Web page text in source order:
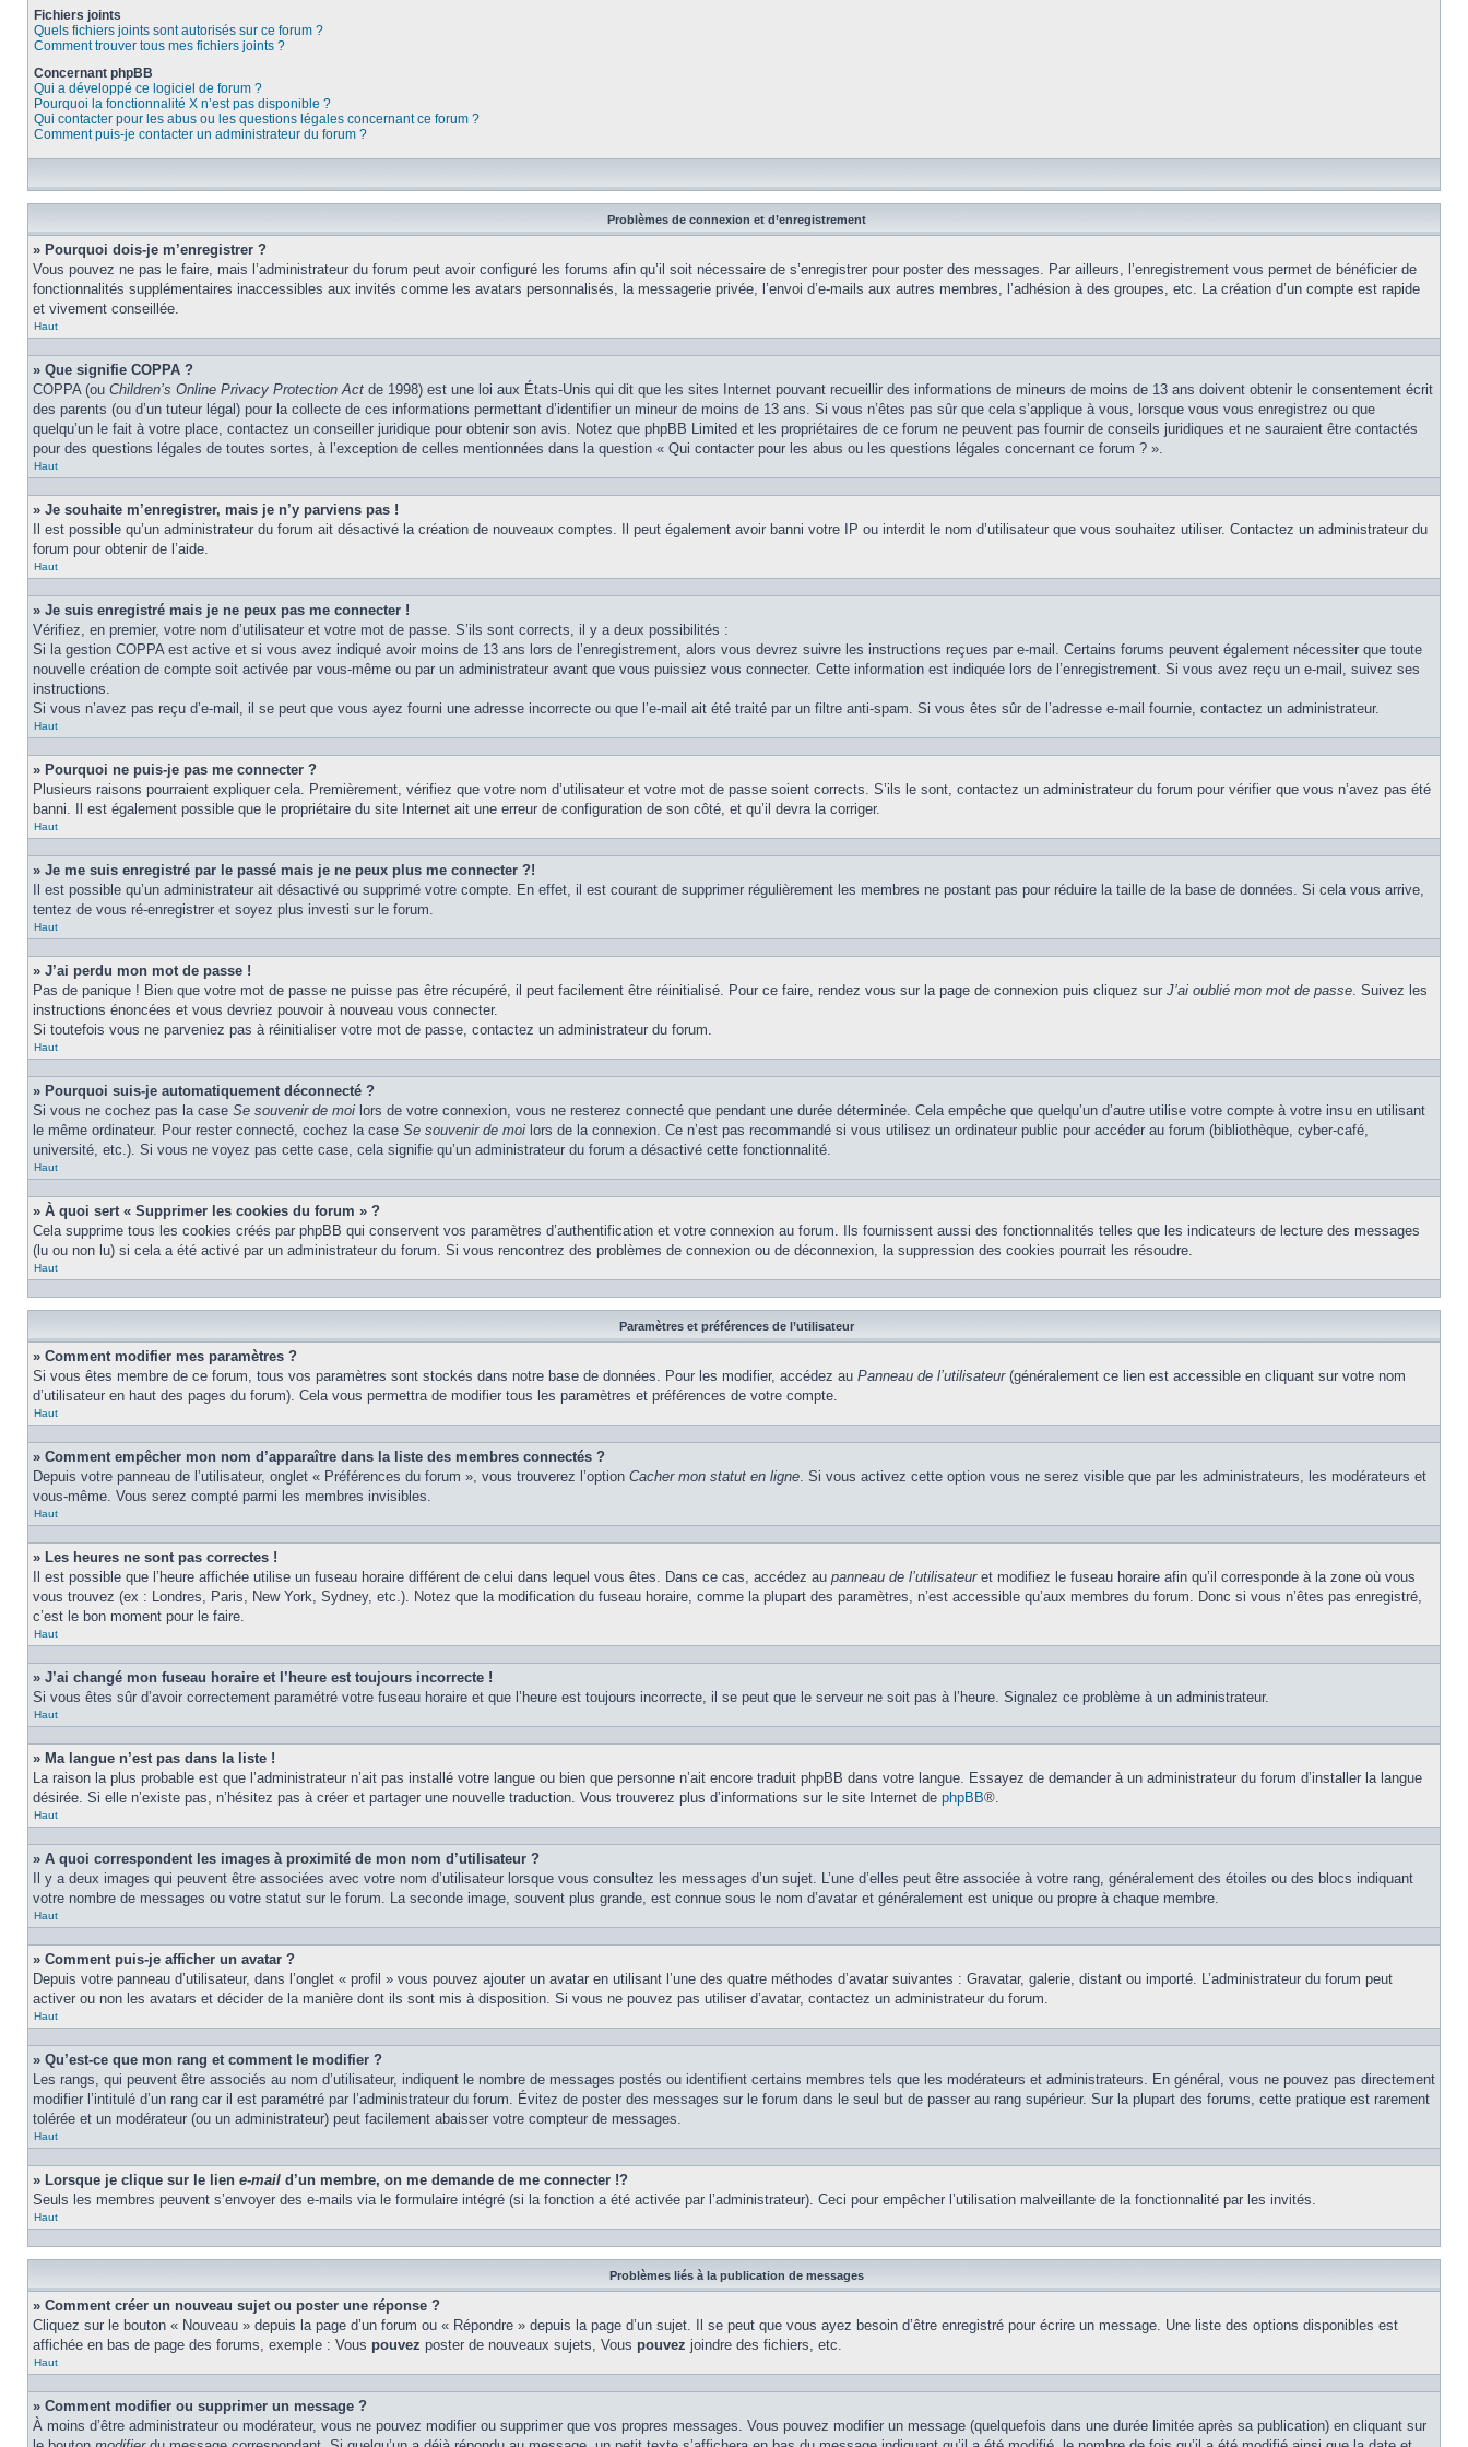
Fichiers joints
Quels fichiers joints sont autorisés sur ce forum ?
Comment trouver tous mes fichiers joints ?
Concernant phpBB
Qui a développé ce logiciel de forum ?
Pourquoi la fonctionnalité X n’est pas disponible ?
Qui contacter pour les abus ou les questions légales concernant ce forum ?
Comment puis-je contacter un administrateur du forum ?
Problèmes de connexion et d’enregistrement
» Pourquoi dois-je m’enregistrer ?
Vous pouvez ne pas le faire, mais l’administrateur du forum peut avoir configuré les forums afin qu’il soit nécessaire de s’enregistrer pour poster des messages. Par ailleurs, l’enregistrement vous permet de bénéficier de
fonctionnalités supplémentaires inaccessibles aux invités comme les avatars personnalisés, la messagerie privée, l’envoi d’e-mails aux autres membres, l’adhésion à des groupes, etc. La création d’un compte est rapide
et vivement conseillée.
Haut
» Que signifie COPPA ?
COPPA (ou Children’s Online Privacy Protection Act de 1998) est une loi aux États-Unis qui dit que les sites Internet pouvant recueillir des informations de mineurs de moins de 13 ans doivent obtenir le consentement écrit
des parents (ou d’un tuteur légal) pour la collecte de ces informations permettant d’identifier un mineur de moins de 13 ans. Si vous n’êtes pas sûr que cela s’applique à vous, lorsque vous vous enregistrez ou que
quelqu’un le fait à votre place, contactez un conseiller juridique pour obtenir son avis. Notez que phpBB Limited et les propriétaires de ce forum ne peuvent pas fournir de conseils juridiques et ne sauraient être contactés
pour des questions légales de toutes sortes, à l’exception de celles mentionnées dans la question « Qui contacter pour les abus ou les questions légales concernant ce forum ? ».
Haut
» Je souhaite m’enregistrer, mais je n’y parviens pas !
Il est possible qu’un administrateur du forum ait désactivé la création de nouveaux comptes. Il peut également avoir banni votre IP ou interdit le nom d’utilisateur que vous souhaitez utiliser. Contactez un administrateur du
forum pour obtenir de l’aide.
Haut
» Je suis enregistré mais je ne peux pas me connecter !
Vérifiez, en premier, votre nom d’utilisateur et votre mot de passe. S’ils sont corrects, il y a deux possibilités :
Si la gestion COPPA est active et si vous avez indiqué avoir moins de 13 ans lors de l’enregistrement, alors vous devrez suivre les instructions reçues par e-mail. Certains forums peuvent également nécessiter que toute
nouvelle création de compte soit activée par vous-même ou par un administrateur avant que vous puissiez vous connecter. Cette information est indiquée lors de l’enregistrement. Si vous avez reçu un e-mail, suivez ses
instructions.
Si vous n’avez pas reçu d’e-mail, il se peut que vous ayez fourni une adresse incorrecte ou que l’e-mail ait été traité par un filtre anti-spam. Si vous êtes sûr de l’adresse e-mail fournie, contactez un administrateur.
Haut
» Pourquoi ne puis-je pas me connecter ?
Plusieurs raisons pourraient expliquer cela. Premièrement, vérifiez que votre nom d’utilisateur et votre mot de passe soient corrects. S’ils le sont, contactez un administrateur du forum pour vérifier que vous n’avez pas été
banni. Il est également possible que le propriétaire du site Internet ait une erreur de configuration de son côté, et qu’il devra la corriger.
Haut
» Je me suis enregistré par le passé mais je ne peux plus me connecter ?!
Il est possible qu’un administrateur ait désactivé ou supprimé votre compte. En effet, il est courant de supprimer régulièrement les membres ne postant pas pour réduire la taille de la base de données. Si cela vous arrive,
tentez de vous ré-enregistrer et soyez plus investi sur le forum.
Haut
» J’ai perdu mon mot de passe !
Pas de panique ! Bien que votre mot de passe ne puisse pas être récupéré, il peut facilement être réinitialisé. Pour ce faire, rendez vous sur la page de connexion puis cliquez sur J’ai oublié mon mot de passe. Suivez les
instructions énoncées et vous devriez pouvoir à nouveau vous connecter.
Si toutefois vous ne parveniez pas à réinitialiser votre mot de passe, contactez un administrateur du forum.
Haut
» Pourquoi suis-je automatiquement déconnecté ?
Si vous ne cochez pas la case Se souvenir de moi lors de votre connexion, vous ne resterez connecté que pendant une durée déterminée. Cela empêche que quelqu’un d’autre utilise votre compte à votre insu en utilisant
le même ordinateur. Pour rester connecté, cochez la case Se souvenir de moi lors de la connexion. Ce n’est pas recommandé si vous utilisez un ordinateur public pour accéder au forum (bibliothèque, cyber-café,
université, etc.). Si vous ne voyez pas cette case, cela signifie qu’un administrateur du forum a désactivé cette fonctionnalité.
Haut
» À quoi sert « Supprimer les cookies du forum » ?
Cela supprime tous les cookies créés par phpBB qui conservent vos paramètres d’authentification et votre connexion au forum. Ils fournissent aussi des fonctionnalités telles que les indicateurs de lecture des messages
(lu ou non lu) si cela a été activé par un administrateur du forum. Si vous rencontrez des problèmes de connexion ou de déconnexion, la suppression des cookies pourrait les résoudre.
Haut
Paramètres et préférences de l’utilisateur
» Comment modifier mes paramètres ?
Si vous êtes membre de ce forum, tous vos paramètres sont stockés dans notre base de données. Pour les modifier, accédez au Panneau de l’utilisateur(généralement ce lien est accessible en cliquant sur votre nom
d’utilisateur en haut des pages du forum). Cela vous permettra de modifier tous les paramètres et préférences de votre compte.
Haut
» Comment empêcher mon nom d’apparaître dans la liste des membres connectés ?
Depuis votre panneau de l’utilisateur, onglet « Préférences du forum », vous trouverez l’option Cacher mon statut en ligne. Si vous activez cette option vous ne serez visible que par les administrateurs, les modérateurs et
vous-même. Vous serez compté parmi les membres invisibles.
Haut
» Les heures ne sont pas correctes !
Il est possible que l’heure affichée utilise un fuseau horaire différent de celui dans lequel vous êtes. Dans ce cas, accédez au panneau de l’utilisateuret modifiez le fuseau horaire afin qu’il corresponde à la zone où vous
vous trouvez (ex : Londres, Paris, New York, Sydney, etc.). Notez que la modification du fuseau horaire, comme la plupart des paramètres, n’est accessible qu’aux membres du forum. Donc si vous n’êtes pas enregistré,
c’est le bon moment pour le faire.
Haut
» J’ai changé mon fuseau horaire et l’heure est toujours incorrecte !
Si vous êtes sûr d’avoir correctement paramétré votre fuseau horaire et que l’heure est toujours incorrecte, il se peut que le serveur ne soit pas à l’heure. Signalez ce problème à un administrateur.
Haut
» Ma langue n’est pas dans la liste !
La raison la plus probable est que l’administrateur n’ait pas installé votre langue ou bien que personne n’ait encore traduit phpBB dans votre langue. Essayez de demander à un administrateur du forum d’installer la langue
désirée. Si elle n’existe pas, n’hésitez pas à créer et partager une nouvelle traduction. Vous trouverez plus d’informations sur le site Internet de phpBB®.
Haut
» A quoi correspondent les images à proximité de mon nom d’utilisateur ?
Il y a deux images qui peuvent être associées avec votre nom d’utilisateur lorsque vous consultez les messages d’un sujet. L’une d’elles peut être associée à votre rang, généralement des étoiles ou des blocs indiquant
votre nombre de messages ou votre statut sur le forum. La seconde image, souvent plus grande, est connue sous le nom d’avatar et généralement est unique ou propre à chaque membre.
Haut
» Comment puis-je afficher un avatar ?
Depuis votre panneau d’utilisateur, dans l’onglet « profil » vous pouvez ajouter un avatar en utilisant l’une des quatre méthodes d’avatar suivantes : Gravatar, galerie, distant ou importé. L’administrateur du forum peut
activer ou non les avatars et décider de la manière dont ils sont mis à disposition. Si vous ne pouvez pas utiliser d’avatar, contactez un administrateur du forum.
Haut
» Qu’est-ce que mon rang et comment le modifier ?
Les rangs, qui peuvent être associés au nom d’utilisateur, indiquent le nombre de messages postés ou identifient certains membres tels que les modérateurs et administrateurs. En général, vous ne pouvez pas directement
modifier l’intitulé d’un rang car il est paramétré par l’administrateur du forum. Évitez de poster des messages sur le forum dans le seul but de passer au rang supérieur. Sur la plupart des forums, cette pratique est rarement
tolérée et un modérateur (ou un administrateur) peut facilement abaisser votre compteur de messages.
Haut
» Lorsque je clique sur le lien e-mail d’un membre, on me demande de me connecter !?
Seuls les membres peuvent s’envoyer des e-mails via le formulaire intégré (si la fonction a été activée par l’administrateur). Ceci pour empêcher l’utilisation malveillante de la fonctionnalité par les invités.
Haut
Problèmes liés à la publication de messages
» Comment créer un nouveau sujet ou poster une réponse ?
Cliquez sur le bouton « Nouveau » depuis la page d’un forum ou « Répondre » depuis la page d’un sujet. Il se peut que vous ayez besoin d’être enregistré pour écrire un message. Une liste des options disponibles est
affichée en bas de page des forums, exemple : Vous pouvez poster de nouveaux sujets, Vous pouvez joindre des fichiers, etc.
Haut
» Comment modifier ou supprimer un message ?
À moins d’être administrateur ou modérateur, vous ne pouvez modifier ou supprimer que vos propres messages. Vous pouvez modifier un message (quelquefois dans une durée limitée après sa publication) en cliquant sur